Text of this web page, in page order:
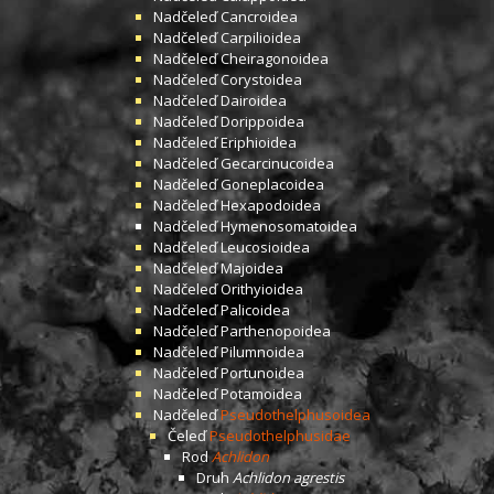
NadčeleďCancroidea
NadčeleďCarpilioidea
NadčeleďCheiragonoidea
NadčeleďCorystoidea
NadčeleďDairoidea
NadčeleďDorippoidea
NadčeleďEriphioidea
NadčeleďGecarcinucoidea
NadčeleďGoneplacoidea
NadčeleďHexapodoidea
NadčeleďHymenosomatoidea
NadčeleďLeucosioidea
NadčeleďMajoidea
NadčeleďOrithyioidea
NadčeleďPalicoidea
NadčeleďParthenopoidea
NadčeleďPilumnoidea
NadčeleďPortunoidea
NadčeleďPotamoidea
NadčeleďPseudothelphusoidea
ČeleďPseudothelphusidae
RodAchlidon
Druh Achlidon agrestis